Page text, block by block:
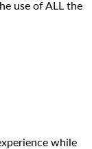
use of ALL the
while